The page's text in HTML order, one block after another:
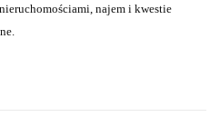
najem i kwestie